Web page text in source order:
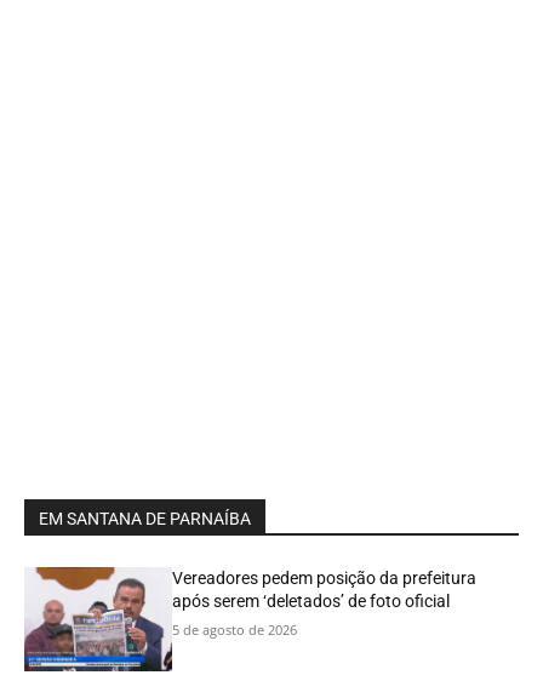
EM SANTANA DE PARNAÍBA
Vereadores pedem posição da prefeitura
após serem ‘deletados’ de foto oficial
5 de agosto de 2026